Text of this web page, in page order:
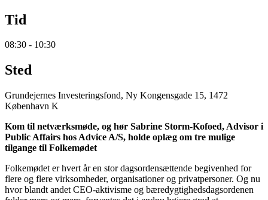
Tid
08:30 - 10:30
Sted
Grundejernes Investeringsfond, Ny Kongensgade 15, 1472
København K
Kom til netværksmøde, og hør Sabrine Storm-Kofoed, Advisor i
Public Affairs hos Advice A/S, holde oplæg om tre mulige
tilgange til Folkemødet
Folkemødet er hvert år en stor dagsordensættende begivenhed for
flere og flere virksomheder, organisationer og privatpersoner. Og nu
hvor blandt andet CEO-aktivisme og bæredygtighedsdagsordenen